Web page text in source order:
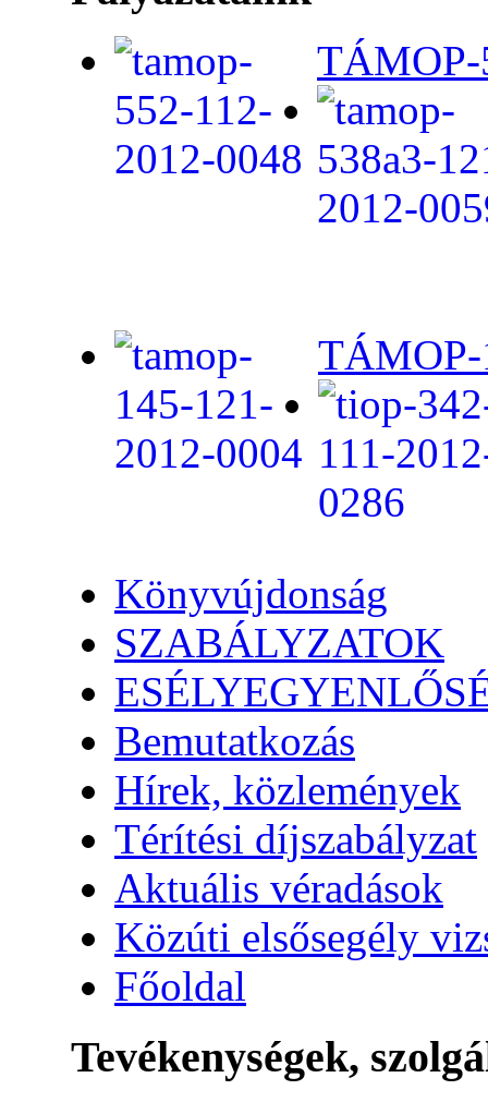
TÁMOP-
TÁMOP-
Könyvújdonság
SZABÁLYZATOK
Bemutatkozás
Hírek, közlemények
Térítési díjszabályzat
Aktuális véradások
Közúti elsősegély
Főoldal
Tevékenységek,